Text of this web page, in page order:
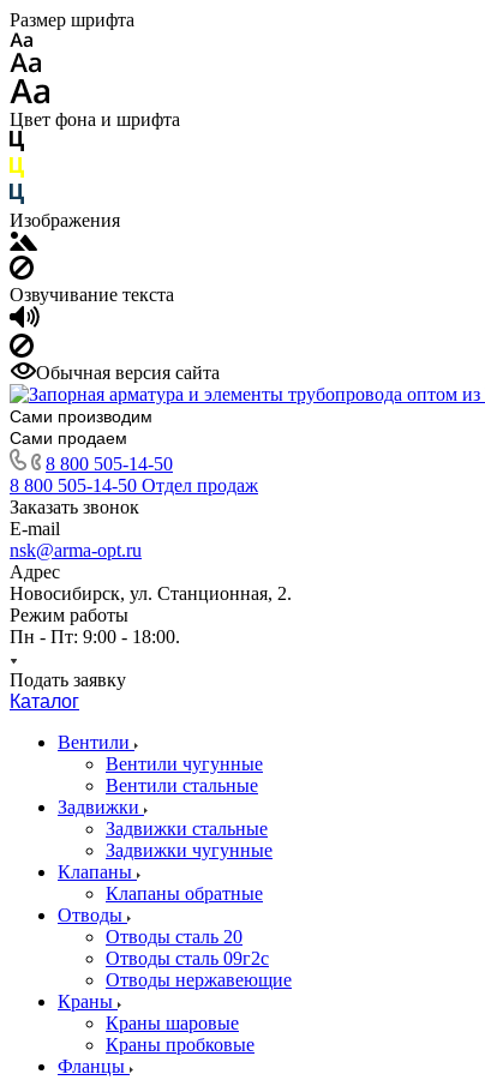
Размер шрифта
Цвет фона и шрифта
Изображения
Озвучивание текста
Обычная версия сайта
Сами производим
Сами продаем
8 800 505-14-50
8 800 505-14-50 Отдел продаж
Заказать звонок
E-mail
nsk@arma-opt.ru
Адрес
Новосибирск, ул. Станционная, 2.
Режим работы
Пн - Пт: 9:00 - 18:00.
Подать заявку
Каталог
Вентили
Вентили чугунные
Вентили стальные
Задвижки
Задвижки стальные
Задвижки чугунные
Клапаны
Клапаны обратные
Отводы
Отводы сталь 20
Отводы сталь 09г2с
Отводы нержавеющие
Краны
Краны шаровые
Краны пробковые
Фланцы